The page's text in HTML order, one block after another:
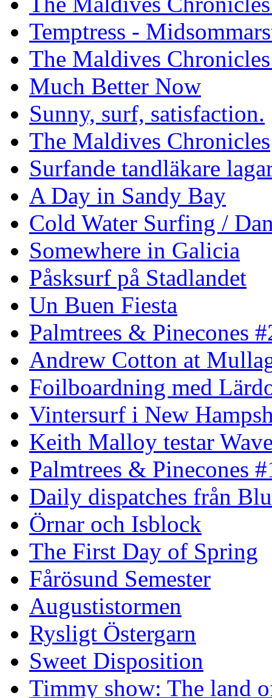
Temptress -
The Maldives
Much Better Now
Sunny, surf, satisfaction.
The Maldives Chronicles
Surfande tandläkare
A Day in Sandy Bay
Cold Water Surfing /
Somewhere in Galicia
Påsksurf på Stadlandet
Un Buen Fiesta
Palmtrees & Pinecones
Andrew Cotton at
Foilboardning med
Vintersurf i New
Keith Malloy testar
Palmtrees & Pinecones
Daily dispatches från
Örnar och Isblock
The First Day of Spring
Fårösund Semester
Augustistormen
Rysligt Östergarn
Sweet Disposition
Timmy show: The land